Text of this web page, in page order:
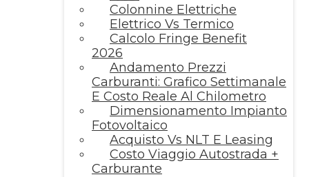
Colonnine Elettriche
Elettrico Vs Termico
Calcolo Fringe Benefit
2026
Andamento Prezzi
Carburanti: Grafico Settimanale
E Costo Reale Al Chilometro
Dimensionamento Impianto
Fotovoltaico
Acquisto Vs NLT E Leasing
Costo Viaggio Autostrada +
Carburante